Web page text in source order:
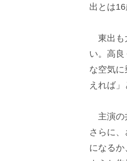
出とは
東出も
い。高
な空気
えれば」
主演の
さらに
になる